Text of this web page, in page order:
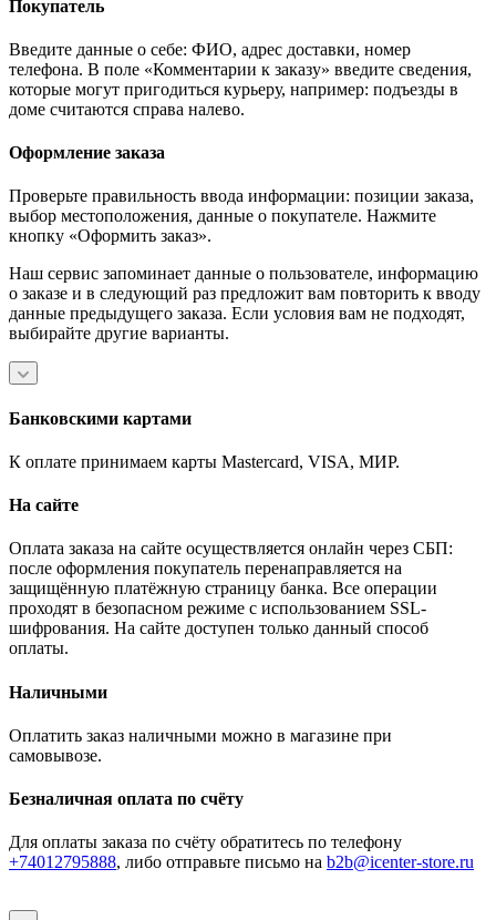
Покупатель
Введите данные о себе: ФИО, адрес доставки, номер
телефона. В поле «Комментарии к заказу» введите сведения,
которые могут пригодиться курьеру, например: подъезды в
доме считаются справа налево.
Оформление заказа
Проверьте правильность ввода информации: позиции заказа,
выбор местоположения, данные о покупателе. Нажмите
кнопку «Оформить заказ».
Наш сервис запоминает данные о пользователе, информацию
о заказе и в следующий раз предложит вам повторить к вводу
данные предыдущего заказа. Если условия вам не подходят,
выбирайте другие варианты.
Банковскими картами
К оплате принимаем карты Mastercard, VISA, МИР.
На сайте
Оплата заказа на сайте осуществляется онлайн через СБП:
после оформления покупатель перенаправляется на
защищённую платёжную страницу банка. Все операции
проходят в безопасном режиме с использованием SSL-
шифрования. На сайте доступен только данный способ
оплаты.
Наличными
Оплатить заказ наличными можно в магазине при
самовывозе.
Безналичная оплата по счёту
Для оплаты заказа по счёту обратитесь по телефону
+74012795888, либо отправьте письмо на b2b@icenter-store.ru